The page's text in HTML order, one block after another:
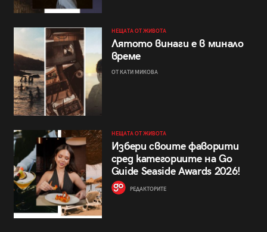
НЕЩАТА ОТ ЖИВОТА
Лятото винаги е в минало
време
ОТ КАТИ МИКОВА
НЕЩАТА ОТ ЖИВОТА
Избери своите фаворити
сред категориите на Go
Guide Seaside Awards 2026!
РЕДАКТОРИТЕ